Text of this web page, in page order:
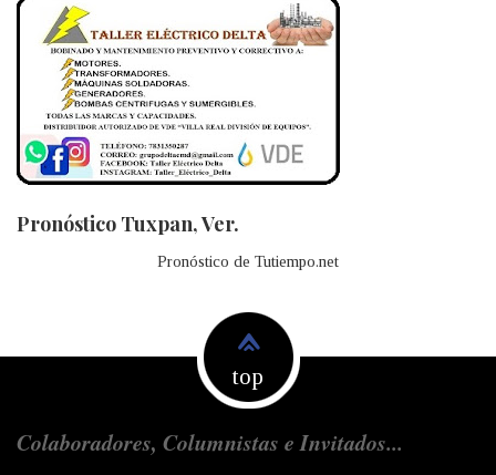
Pronóstico Tuxpan, Ver.
Pronóstico de Tutiempo.net
top
Colaboradores, Columnistas e Invitados...